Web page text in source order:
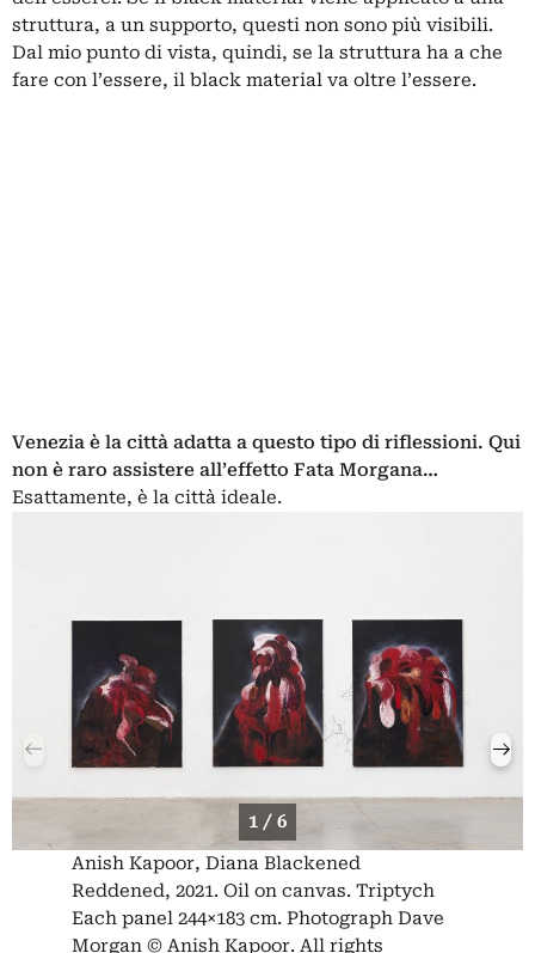
struttura, a un supporto, questi non sono più visibili.
Dal mio punto di vista, quindi, se la struttura ha a che
fare con l’essere, il black material va oltre l’essere.
Venezia è la città adatta a questo tipo di riflessioni. Qui
non è raro assistere all’effetto Fata Morgana…
Esattamente, è la città ideale.
1 / 6
Anish Kapoor, Diana Blackened
Reddened, 2021. Oil on canvas. Triptych
Each panel 244×183 cm. Photograph Dave
Morgan © Anish Kapoor. All rights